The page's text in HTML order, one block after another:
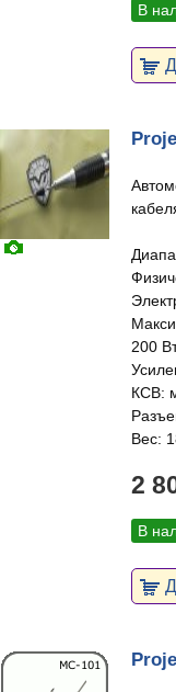
В
200
КСВ:
Вес:
2
В